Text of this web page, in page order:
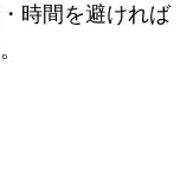
時間を避ければ